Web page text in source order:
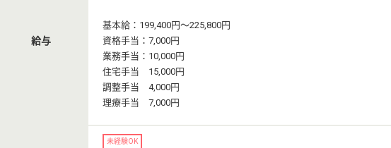
給与
基本給：199,400円〜225,800円
資格手当：7,000円
業務手当：10,000円
住宅手当 15,000円
調整手当 4,000円
理療手当 7,000円
未経験OK